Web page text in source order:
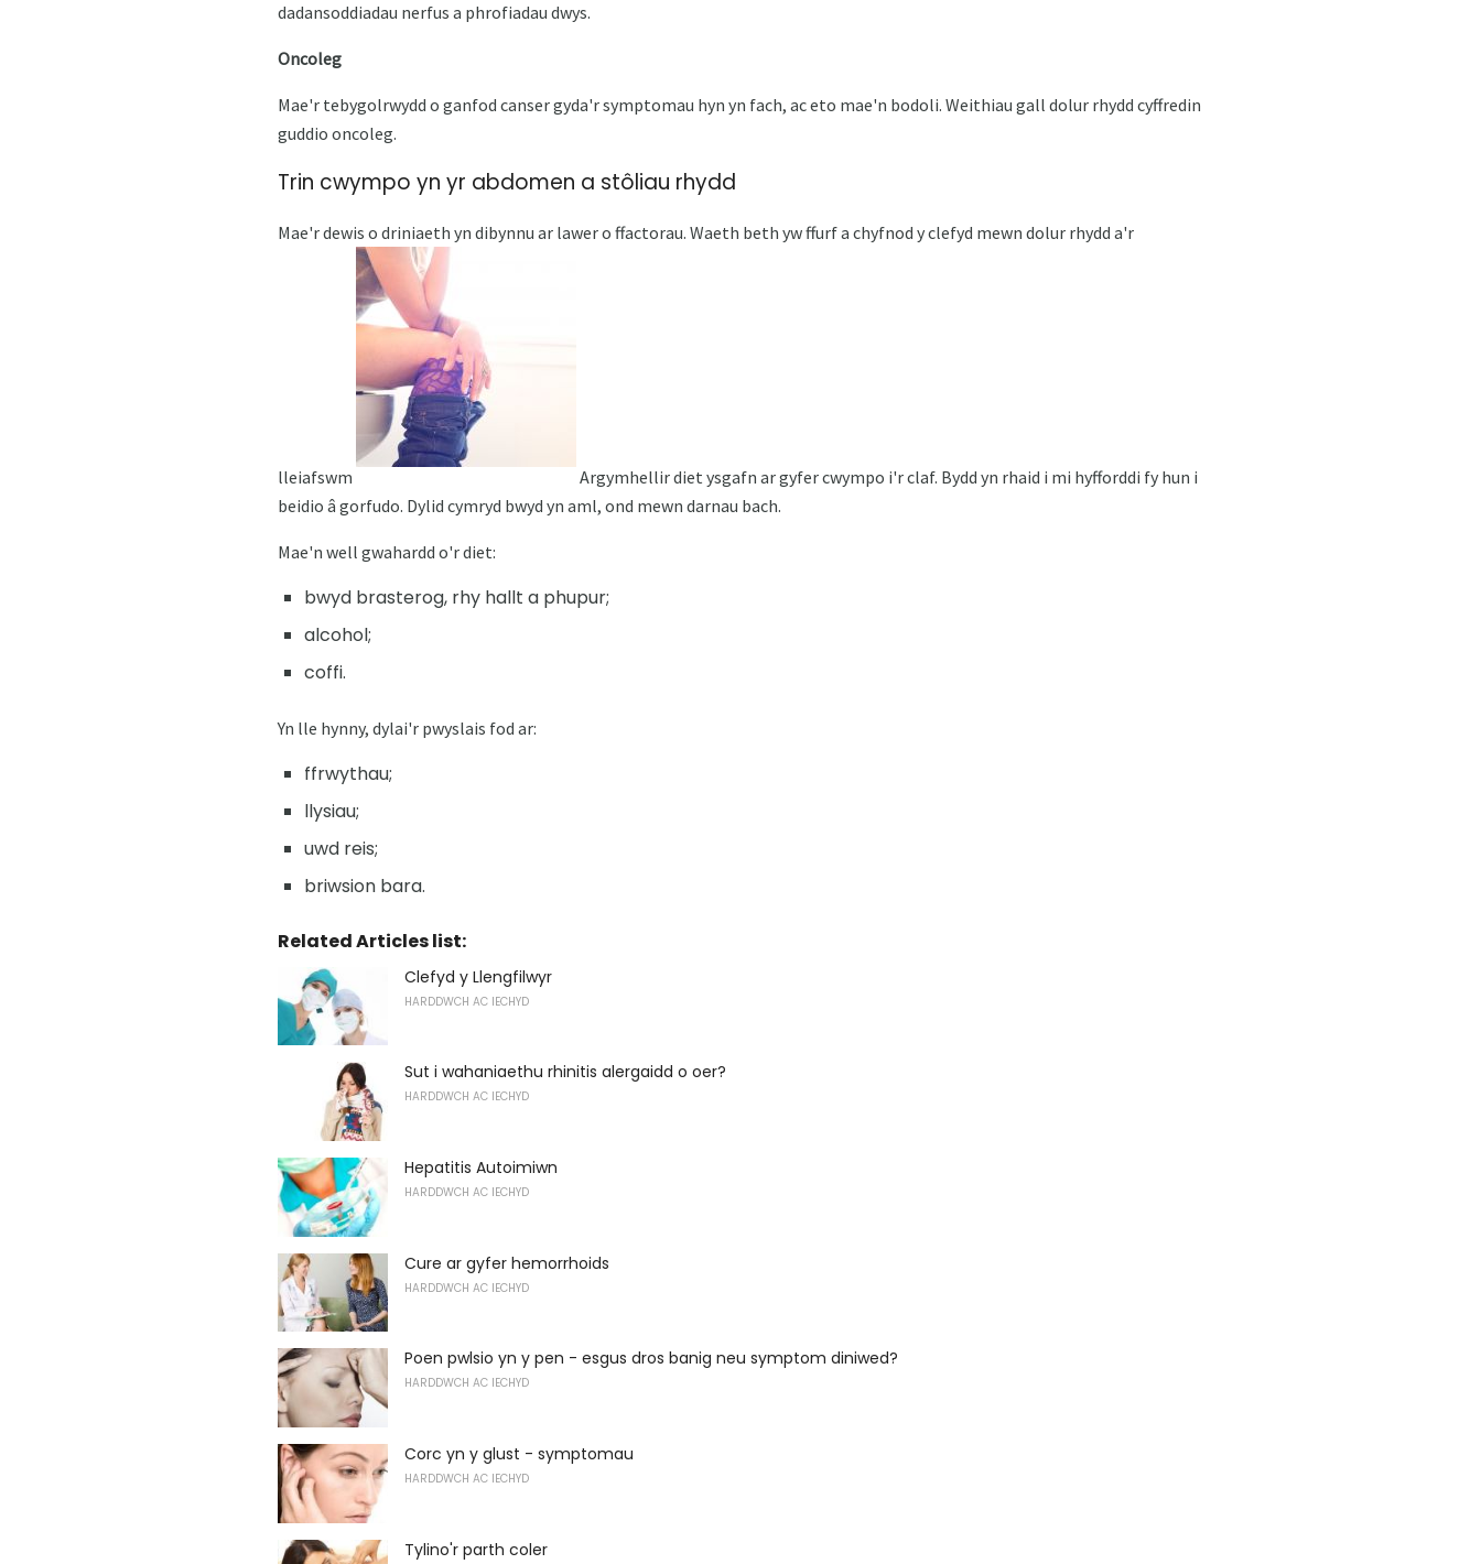
dadansoddiadau nerfus a phrofiadau dwys.
Oncoleg
Mae'r tebygolrwydd o ganfod canser gyda'r symptomau hyn yn fach, ac eto mae'n bodoli. Weithiau gall dolur rhydd cyffredin
guddio oncoleg.
Trin cwympo yn yr abdomen a stôliau rhydd
Mae'r dewis o driniaeth yn dibynnu ar lawer o ffactorau. Waeth beth yw ffurf a chyfnod y clefyd mewn dolur rhydd a'r
lleiafswm
Argymhellir diet ysgafn ar gyfer cwympo i'r claf. Bydd yn rhaid i mi hyfforddi fy hun i
beidio â gorfudo. Dylid cymryd bwyd yn aml, ond mewn darnau bach.
Mae'n well gwahardd o'r diet:
bwyd brasterog, rhy hallt a phupur;
alcohol;
coffi.
Yn lle hynny, dylai'r pwyslais fod ar:
ffrwythau;
llysiau;
uwd reis;
briwsion bara.
Related Articles list:
Clefyd y Llengfilwyr
HARDDWCH AC IECHYD
Sut i wahaniaethu rhinitis alergaidd o oer?
HARDDWCH AC IECHYD
Hepatitis Autoimiwn
HARDDWCH AC IECHYD
Cure ar gyfer hemorrhoids
HARDDWCH AC IECHYD
Poen pwlsio yn y pen - esgus dros banig neu symptom diniwed?
HARDDWCH AC IECHYD
Corc yn y glust - symptomau
HARDDWCH AC IECHYD
Tylino'r parth coler